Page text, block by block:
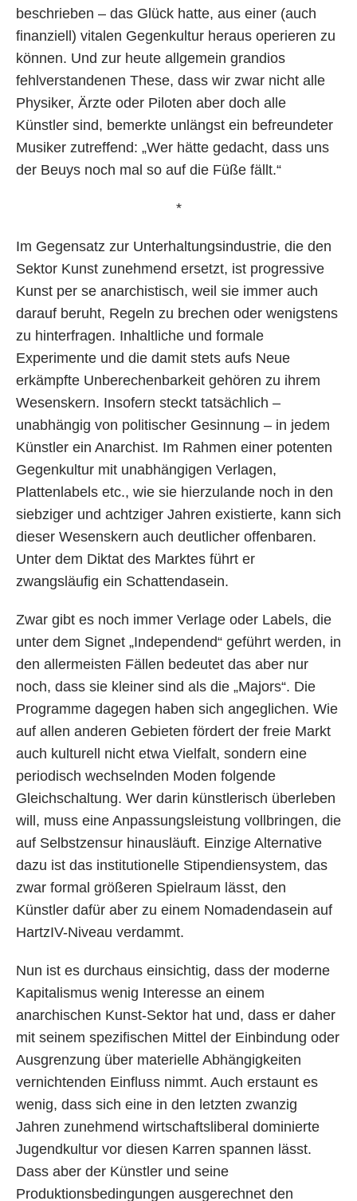
beschrieben – das Glück hatte, aus einer (auch
finanziell) vitalen Gegenkultur heraus operieren zu
können. Und zur heute allgemein grandios
fehlverstandenen These, dass wir zwar nicht alle
Physiker, Ärzte oder Piloten aber doch alle
Künstler sind, bemerkte unlängst ein befreundeter
Musiker zutreffend: „Wer hätte gedacht, dass uns
der Beuys noch mal so auf die Füße fällt.“
*
Im Gegensatz zur Unterhaltungsindustrie, die den
Sektor Kunst zunehmend ersetzt, ist progressive
Kunst per se anarchistisch, weil sie immer auch
darauf beruht, Regeln zu brechen oder wenigstens
zu hinterfragen. Inhaltliche und formale
Experimente und die damit stets aufs Neue
erkämpfte Unberechenbarkeit gehören zu ihrem
Wesenskern. Insofern steckt tatsächlich –
unabhängig von politischer Gesinnung – in jedem
Künstler ein Anarchist. Im Rahmen einer potenten
Gegenkultur mit unabhängigen Verlagen,
Plattenlabels etc., wie sie hierzulande noch in den
siebziger und achtziger Jahren existierte, kann sich
dieser Wesenskern auch deutlicher offenbaren.
Unter dem Diktat des Marktes führt er
zwangsläufig ein Schattendasein.
Zwar gibt es noch immer Verlage oder Labels, die
unter dem Signet „Independend“ geführt werden, in
den allermeisten Fällen bedeutet das aber nur
noch, dass sie kleiner sind als die „Majors“. Die
Programme dagegen haben sich angeglichen. Wie
auf allen anderen Gebieten fördert der freie Markt
auch kulturell nicht etwa Vielfalt, sondern eine
periodisch wechselnden Moden folgende
Gleichschaltung. Wer darin künstlerisch überleben
will, muss eine Anpassungsleistung vollbringen, die
auf Selbstzensur hinausläuft. Einzige Alternative
dazu ist das institutionelle Stipendiensystem, das
zwar formal größeren Spielraum lässt, den
Künstler dafür aber zu einem Nomadendasein auf
HartzIV-Niveau verdammt.
Nun ist es durchaus einsichtig, dass der moderne
Kapitalismus wenig Interesse an einem
anarchischen Kunst-Sektor hat und, dass er daher
mit seinem spezifischen Mittel der Einbindung oder
Ausgrenzung über materielle Abhängigkeiten
vernichtenden Einfluss nimmt. Auch erstaunt es
wenig, dass sich eine in den letzten zwanzig
Jahren zunehmend wirtschaftsliberal dominierte
Jugendkultur vor diesen Karren spannen lässt.
Dass aber der Künstler und seine
Produktionsbedingungen ausgerechnet den